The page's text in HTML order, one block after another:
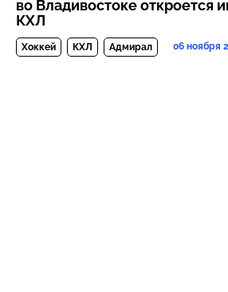
во Владивостоке откроется
КХЛ
Хоккей КХЛ Адмирал 06 ноября